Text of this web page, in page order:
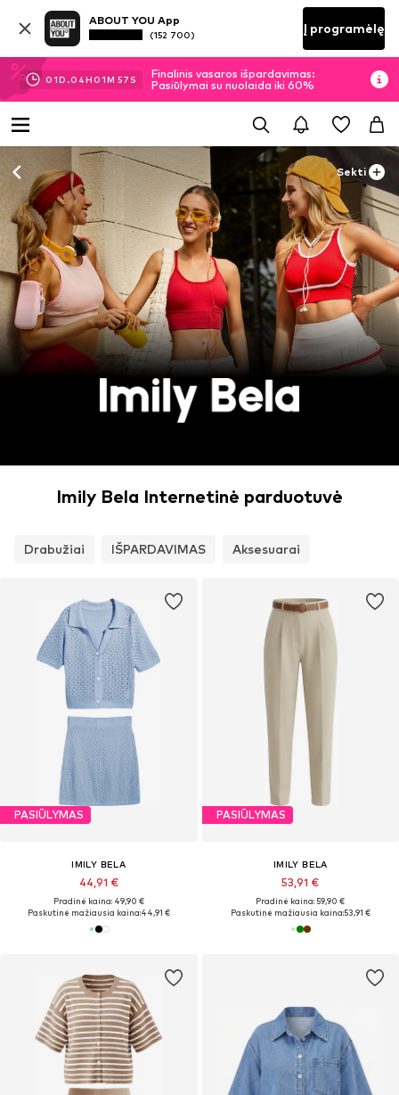
ABOUT YOU App
(152 700) Į programėlę
01D.04H 01M 55 S
Finalinis vasaros išpardavimas:
Pasiūlymai su nuolaida iki 60%
Sekti
Imily Bela Internetinė parduotuvė
Drabužiai IŠPARDAVIMAS Aksesuarai
PASIŪLYMAS
IMILY BELA
44,91 €
Pradinė kaina: 49,90 €
Paskutinė mažiausia kaina:44,91 €
PASIŪLYMAS
IMILY BELA
53,91 €
Pradinė kaina: 59,90 €
Paskutinė mažiausia kaina:53,91 €